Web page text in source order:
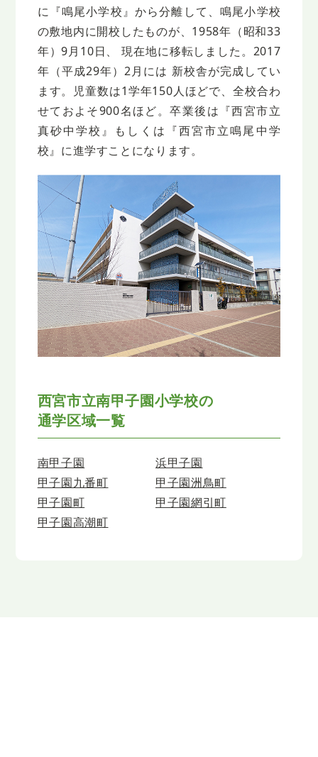
に『鳴尾小学校』から分離して、鳴尾小学校
の敷地内に開校したものが、1958年（昭和33
年）9月10日、 現在地に移転しました。2017
年（平成29年）2月には 新校舎が完成してい
ます。児童数は1学年150人ほどで、全校合わ
せておよそ900名ほど。卒業後は『西宮市立
真砂中学校』もしくは『西宮市立鳴尾中学
校』に進学すことになります。
西宮市立南甲子園小学校の
通学区域一覧
南甲子園
浜甲子園
甲子園九番町
甲子園洲鳥町
甲子園町
甲子園網引町
甲子園高潮町